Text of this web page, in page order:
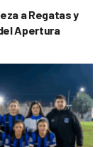
a Regatas y
Apertura